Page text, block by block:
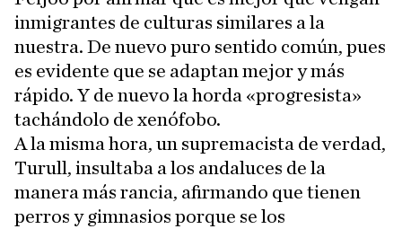
inmigrantes de culturas similares a la
nuestra. De nuevo puro sentido común, pues
es evidente que se adaptan mejor y más
rápido. Y de nuevo la horda «progresista»
tachándolo de xenófobo.
A la misma hora, un supremacista de verdad,
Turull, insultaba a los andaluces de la
manera más rancia, afirmando que tienen
perros y gimnasios porque se los